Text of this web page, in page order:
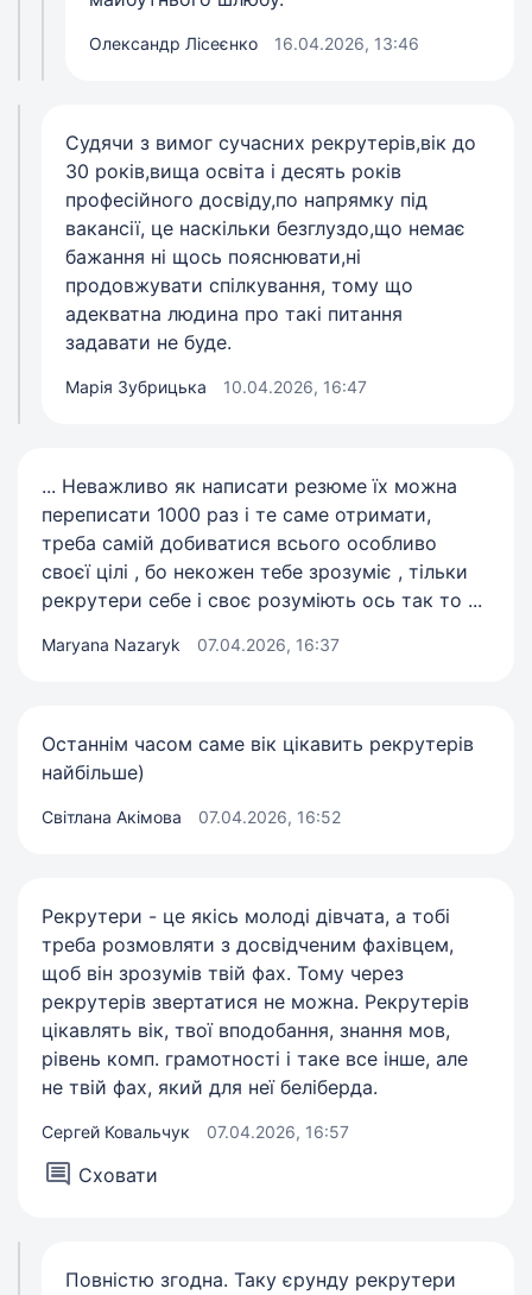
Олександр Лісеєнко 16.04.2026, 13:46
Судячи з вимог сучасних рекрутерів,вік до
30 років,вища освіта і десять років
професійного досвіду,по напрямку під
вакансії, це наскільки безглуздо,що немає
бажання ні щось пояснювати,ні
продовжувати спілкування, тому що
адекватна людина про такі питання
задавати не буде.
Марія Зубрицька 10.04.2026, 16:47
... Неважливо як написати резюме їх можна
переписати 1000 раз і те саме отримати,
треба самій добиватися всього особливо
своєї цілі , бо некожен тебе зрозуміє , тільки
рекрутери себе і своє розуміють ось так то ...
Maryana Nazaryk 07.04.2026, 16:37
Останнім часом саме вік цікавить рекрутерів
найбільше)
Світлана Акімова 07.04.2026, 16:52
Рекрутери - це якісь молоді дівчата, а тобі
треба розмовляти з досвідченим фахівцем,
щоб він зрозумів твій фах. Тому через
рекрутерів звертатися не можна. Рекрутерів
цікавлять вік, твої вподобання, знання мов,
рівень комп. грамотності і таке все інше, але
не твій фах, який для неї беліберда.
Сергей Ковальчук 07.04.2026, 16:57
Сховати
Повністю згодна. Таку єрунду рекрутери